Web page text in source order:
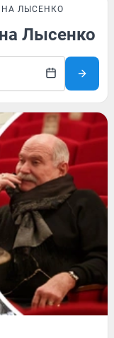
ЛЫСЕНКО
Лысенко